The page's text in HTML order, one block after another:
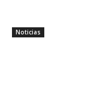
Noticias